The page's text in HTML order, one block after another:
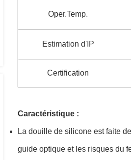
Oper.Temp.
Estimation d'IP
Certification
Caractéristique :
La douille de silicone est faite
guide optique et les risques du